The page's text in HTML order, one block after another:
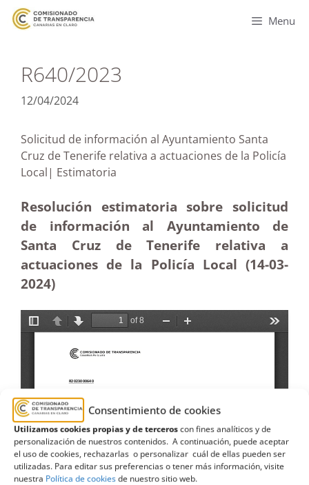
Consentimiento de cookies
Utilizamos cookies propias y de terceroscon fines analíticos y de
personalización de nuestros contenidos. A continuación, puede aceptar
el uso de cookies, rechazarlas o personalizar cuál de ellas pueden ser
utilizadas. Para editar sus preferencias o tener más información, visite
nuestra Política de cookiesde nuestro sitio web.
Menu
R640/2023
12/04/2024
Solicitud de información al Ayuntamiento Santa
Cruz de Tenerife relativa a actuaciones de la Policía
Local| Estimatoria
Resolución estimatoria sobre solicitud
de información al Ayuntamiento de
Santa Cruz de Tenerife relativa a
actuaciones de la Policía Local (14-03-
2024)